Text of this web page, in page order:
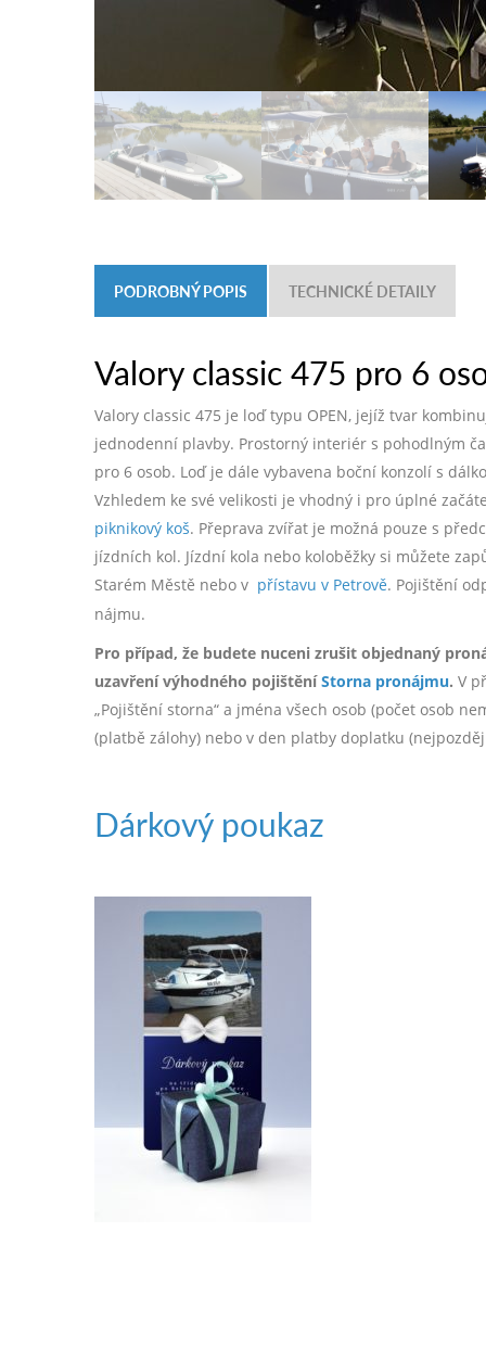
PODROBNÝ POPIS TECHNICKÉ DETAILY
Valory classic 475 pro 6
Valory classic 475 je loď typu OPEN, jejíž tvar
jednodenní plavby. Prostorný interiér s pohodlným
pro 6 osob. Loď je dále vybavena boční konzolí s
Vzhledem ke své velikosti je vhodný i pro úplné
piknikový koš. Přeprava zvířat je možná pouze s
jízdních kol. Jízdní kola nebo koloběžky si můžete
Starém Městě nebo v přístavu v Petrově. Pojištění
nájmu.
Pro případ, že budete nuceni zrušit objednaný
uzavření výhodného pojištěníStorna pronájmu. V
„Pojištění storna“ a jména všech osob (počet osob
(platbě zálohy) nebo v den platby doplatku
Dárkový poukaz